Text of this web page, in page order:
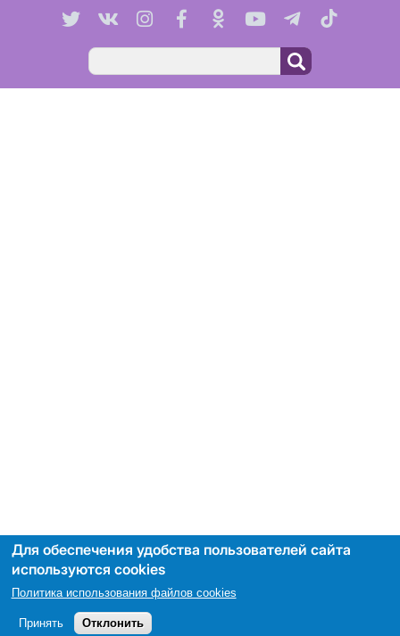
Пошук
Для обеспечения удобства пользователей сайта
используются cookies
Политика использования файлов cookies
Принять Отклонить